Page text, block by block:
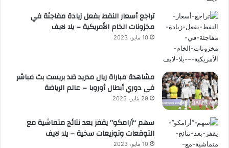
تراجع أسعار النفط بفعل زيادة مفاجئة في
مخزونات الخام الأمريكية – يلا لايف
10 مايو، 2023
مشاهدة مباراة ريال مدريد ضد بريست بث مباشر
فى دوري أبطال أوروبا – عالم الرياضة
29 يناير، 2025
سهم “أرامكو” يقفز بعد نتائج متماشية مع
التوقعات وتوزيعات سخية – يلا لايف
10 مايو، 2023